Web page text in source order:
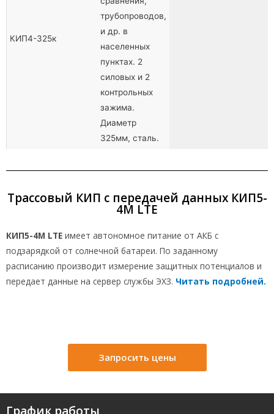
КИП4-325к
трубопроводов,
и др. в
населенных
пунктах. 2
силовых и 2
контрольных
зажима.
Диаметр
325мм, сталь.
Трассовый КИП с передачей данных КИП5-
4М LTE
КИП5-4М LTE имеет автономное питание от АКБ с
подзарядкой от солнечной батареи. По заданному
расписанию производит измерение защитных потенциалов и
передает данные на сервер службы ЭХЗ. Читать подробней.
Запросить цены